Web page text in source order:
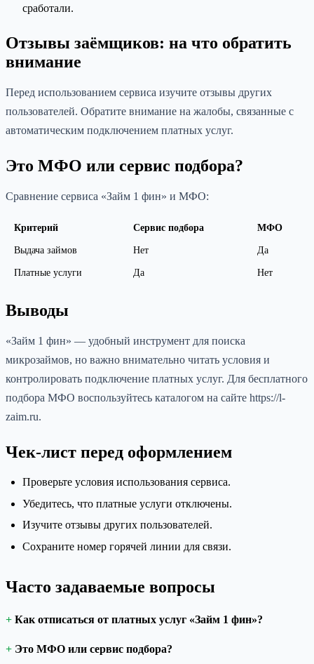
сработали.
Отзывы заёмщиков: на что обратить
внимание
Перед использованием сервиса изучите отзывы других
пользователей. Обратите внимание на жалобы, связанные с
автоматическим подключением платных услуг.
Это МФО или сервис подбора?
Сравнение сервиса «Займ 1 фин» и МФО:
Критерий Сервис подбора МФО
Выдача займов Нет Да
Платные услуги Да Нет
Выводы
«Займ 1 фин» — удобный инструмент для поиска
микрозаймов, но важно внимательно читать условия и
контролировать подключение платных услуг. Для бесплатного
подбора МФО воспользуйтесь каталогом на сайте https://l-
zaim.ru.
Чек-лист перед оформлением
Проверьте условия использования сервиса.
Убедитесь, что платные услуги отключены.
Изучите отзывы других пользователей.
Сохраните номер горячей линии для связи.
Часто задаваемые вопросы
Как отписаться от платных услуг «Займ 1 фин»?
Это МФО или сервис подбора?